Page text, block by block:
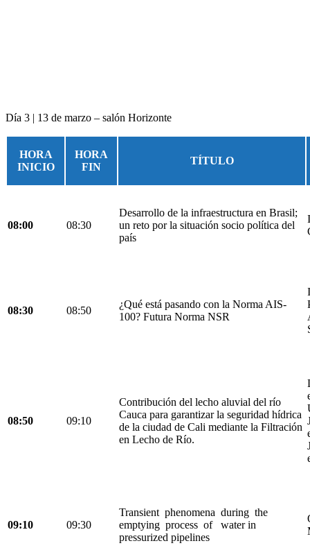
Día 3 | 13 de marzo – salón Horizonte
HORA
INICIO
HORA
FIN
TÍTULO
08:00 08:30
Desarrollo de la infraestructura en Brasil;
un reto por la situación socio política del
país
08:30 08:50
¿Qué está pasando con la Norma AIS-
100? Futura Norma NSR
08:50 09:10
Contribución del lecho aluvial del río
Cauca para garantizar la seguridad hídrica
de la ciudad de Cali mediante la Filtración
en Lecho de Río.
09:10 09:30
Transient phenomena during the
emptying process of water in
pressurized pipelines